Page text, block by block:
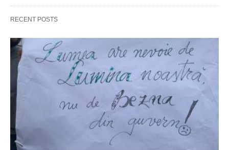
RECENT POSTS